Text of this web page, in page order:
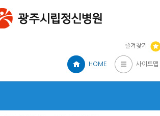
즐겨찾기
HOME 사이트맵